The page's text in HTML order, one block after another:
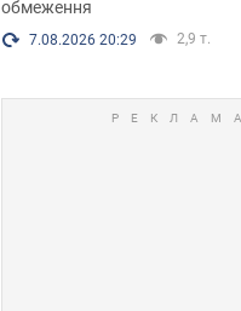
обмеження
7.08.2026 20:29 2,9 т.